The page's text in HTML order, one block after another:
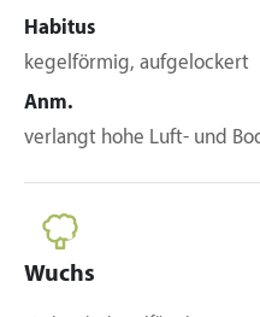
Habitus
kegelförmig, aufgelockert
Anm.
verlangt hohe Luft- und
Wuchs